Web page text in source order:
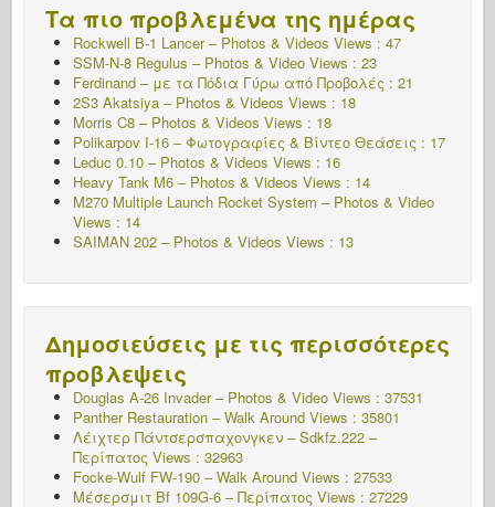
Τα πιο προβλεμένα της ημέρας
Rockwell B-1 Lancer – Photos & Videos Views : 47
SSM-N-8 Regulus – Photos & Video Views : 23
Ferdinand – με τα Πόδια Γύρω από Προβολές : 21
2S3 Akatsiya – Photos & Videos Views : 18
Morris C8 – Photos & Videos Views : 18
Polikarpov I-16 – Φωτογραφίες & Βίντεο Θεάσεις : 17
Leduc 0.10 – Photos & Videos Views : 16
Heavy Tank M6 – Photos & Videos Views : 14
M270 Multiple Launch Rocket System – Photos & Video
Views : 14
SAIMAN 202 – Photos & Videos Views : 13
Δημοσιεύσεις με τις περισσότερες
προβλεψεις
Douglas A-26 Invader – Photos & Video Views : 37531
Panther Restauration – Walk Around Views : 35801
Λέιχτερ Πάντσερσπαχονγκεν – Sdkfz.222 –
Περίπατος Views : 32963
Focke-Wulf FW-190 – Walk Around Views : 27533
Μέσερσμιτ Bf 109G-6 – Περίπατος Views : 27229